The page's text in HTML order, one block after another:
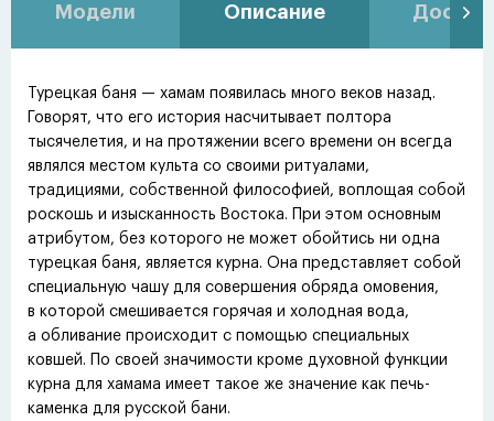
Модели Описание
Турецкая баня — хамам появилась много веков назад.
Говорят, что его история насчитывает полтора
тысячелетия, и на протяжении всего времени он всегда
являлся местом культа со своими ритуалами,
традициями, собственной философией, воплощая собой
роскошь и изысканность Востока. При этом основным
атрибутом, без которого не может обойтись ни одна
турецкая баня, является курна. Она представляет собой
специальную чашу для совершения обряда омовения,
в которой смешивается горячая и холодная вода,
а обливание происходит с помощью специальных
ковшей. По своей значимости кроме духовной функции
курна для хамама имеет такое же значение как печь-
каменка для русской бани.